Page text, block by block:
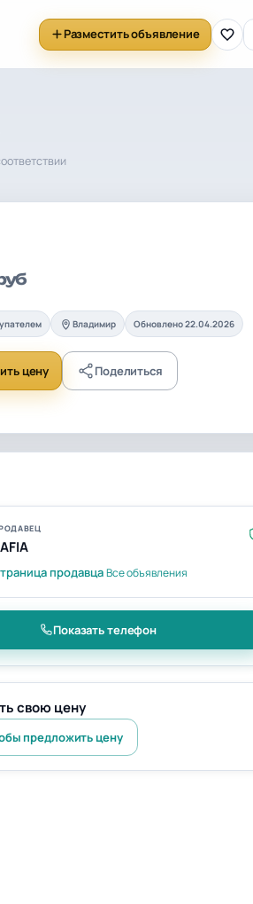
Разместить объявление
Владимир Обновлено 22.04.2026
цену Поделиться
продавцаВсе объявления
Показать телефон
свою цену
предложить цену